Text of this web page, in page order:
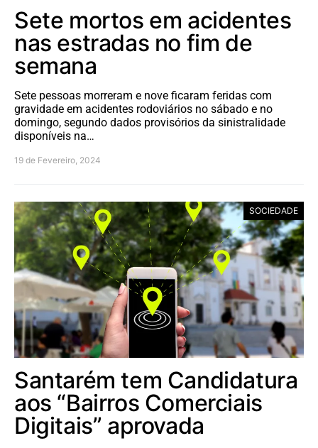
Sete mortos em acidentes
nas estradas no fim de
semana
Sete pessoas morreram e nove ficaram feridas com
gravidade em acidentes rodoviários no sábado e no
domingo, segundo dados provisórios da sinistralidade
disponíveis na…
19 de Fevereiro, 2024
SOCIEDADE
Santarém tem Candidatura
aos “Bairros Comerciais
Digitais” aprovada